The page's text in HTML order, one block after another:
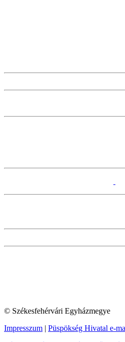
© Székesfehérvári Egyházmegye
Impresszum | Püspökség Hivatal e-